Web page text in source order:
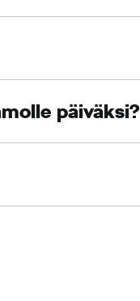
päiväksi?